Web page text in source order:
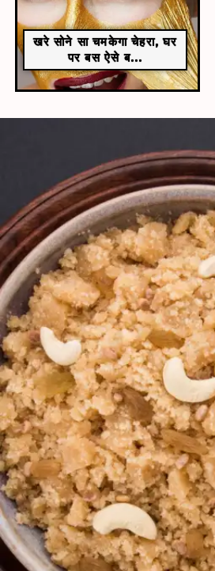
खरे सोने सा चमकेगा चेहरा, घर
पर बस ऐसे ब...